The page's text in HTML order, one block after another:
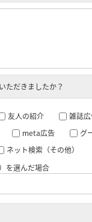
ただきましたか？
友人の紹介
雑誌
meta広告
グ
ネット検索（その他）
を選んだ場合